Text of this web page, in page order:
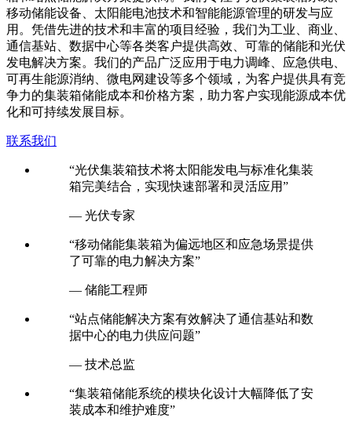
用。凭借先进的技术和丰富的项目经验，我们为工业、商业、
通信基站、数据中心等各类客户提供高效、可靠的储能和光伏
发电解决方案。我们的产品广泛应用于电力调峰、应急供电、
可再生能源消纳、微电网建设等多个领域，为客户提供具有竞
争力的集装箱储能成本和价格方案，助力客户实现能源成本优
化和可持续发展目标。
联系我们
箱完美结合，实现快速部署和灵活应用”
— 光伏专家
“移动储能集装箱为偏远地区和应急场景提供
了可靠的电力解决方案”
— 储能工程师
“站点储能解决方案有效解决了通信基站和数
据中心的电力供应问题”
— 技术总监
“集装箱储能系统的模块化设计大幅降低了安
装成本和维护难度”
— 行业领袖